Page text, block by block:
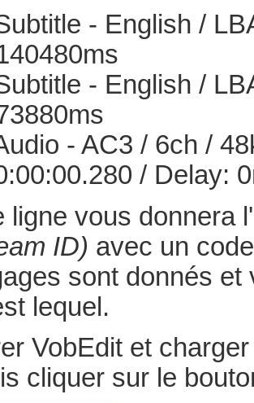
- English /
- English /
- AC3 / 6ch /
/ Delay:
ligne vous donnera
ID) avec un
sont donnés
lequel.
VobEdit et
cliquer sur le